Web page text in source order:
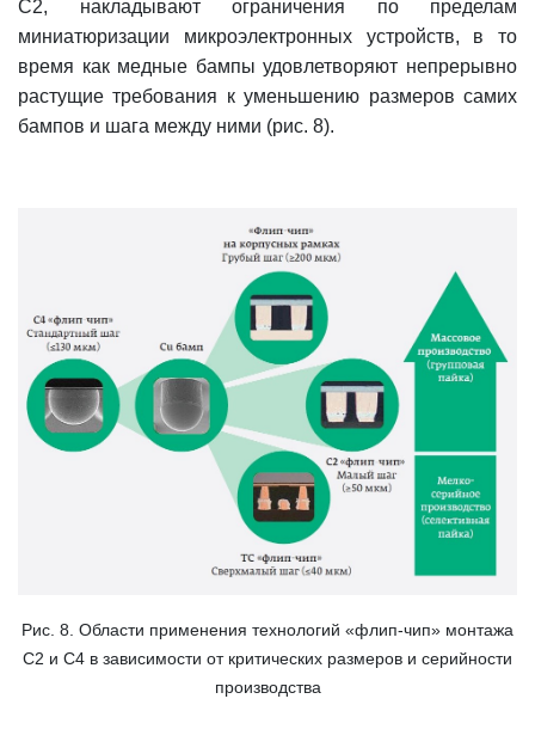
С2, накладывают ограничения по пределам
миниатюризации микроэлектронных устройств, в то
время как медные бампы удовлетворяют непрерывно
растущие требования к уменьшению размеров самих
бампов и шага между ними (рис. 8).
Рис. 8. Области применения технологий «флип-чип» монтажа
С2 и С4 в зависимости от критических размеров и серийности
производства